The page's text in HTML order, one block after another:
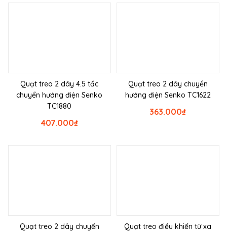
Quạt treo 2 dây 4.5 tấc
chuyển hướng điện Senko
TC1880
₫
407.000
Quạt treo 2 dây chuyển
hướng điện Senko TC1622
₫
363.000
Quạt treo 2 dây chuyển
Quạt treo điều khiển từ xa